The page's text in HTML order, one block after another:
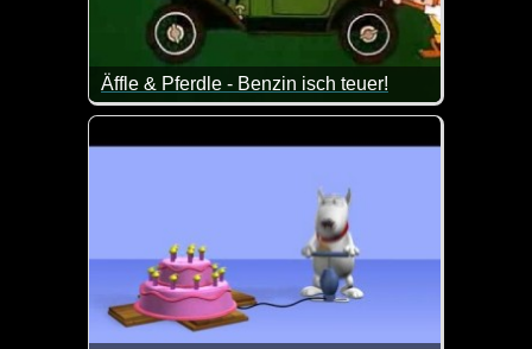
Äffle & Pferdle - Benzin isch teuer!
Dieses Video passt doch derzeit wie die Faust